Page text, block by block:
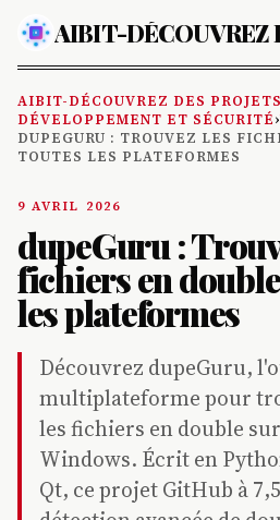
AIBIT-DÉCOUVREZ DES
DÉVELOPPEMENT ET SÉCURITÉ›
DUPEGURU : TROUVEZ LES
TOUTES LES PLATEFORMES
9 AVRIL 2026
dupeGuru :
fichiers en
les plateformes
Découvrez dupeGuru,
multiplateforme pour
les fichiers en double
Windows. Écrit en
Qt, ce projet GitHub à